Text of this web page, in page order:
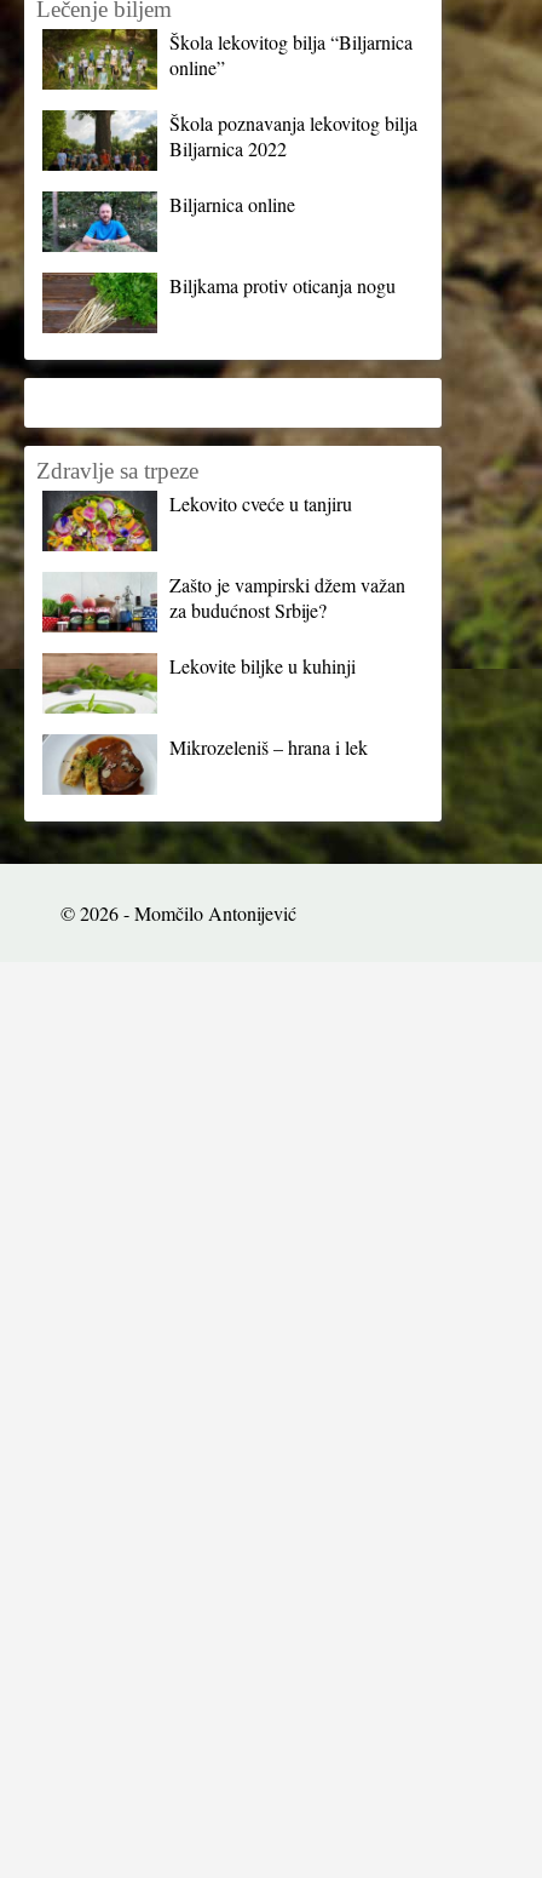
Lečenje biljem
Škola lekovitog bilja “Biljarnica
online”
Škola poznavanja lekovitog bilja
Biljarnica 2022
Biljarnica online
Biljkama protiv oticanja nogu
Zdravlje sa trpeze
Lekovito cveće u tanjiru
Zašto je vampirski džem važan
za budućnost Srbije?
Lekovite biljke u kuhinji
Mikrozeleniš – hrana i lek
© 2026 - Momčilo Antonijević